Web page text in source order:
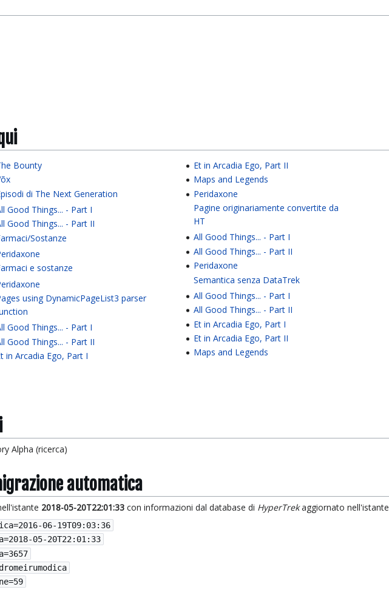
Bounty
di The Next Generation
Good Things... - Part I
Good Things... - Part II
Sostanze
e sostanze
using DynamicPageList3 parser
Good Things... - Part I
Good Things... - Part II
in Arcadia Ego, Part I
Et in Arcadia Ego, Part II
Maps and Legends
Peridaxone
Pagine originariamente convertite da
HT
All Good Things... - Part I
All Good Things... - Part II
Peridaxone
Semantica senza DataTrek
All Good Things... - Part I
All Good Things... - Part II
Et in Arcadia Ego, Part I
Et in Arcadia Ego, Part II
Maps and Legends
Alpha (ricerca)
automatica
2018-05-20T22:01:33 con informazioni dal database di HyperTrekaggiornato nell'istante
2016-06-19T09:03:36
2018-05-20T22:01:33